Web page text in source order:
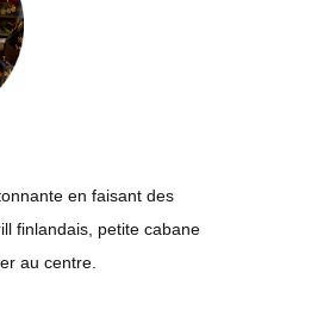
en faisant des
finlandais, petite cabane
au centre.